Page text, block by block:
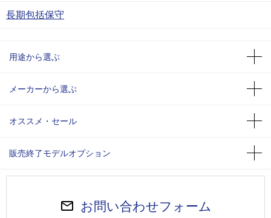
長期包括保守
用途から選ぶ
メーカーから選ぶ
オススメ・セール
販売終了モデルオプション
お問い合わせフォーム